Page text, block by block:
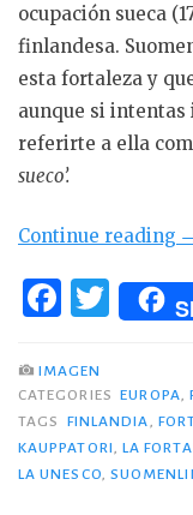
ocupación sueca
finlandesa.
esta fortaleza y
aunque si intentas
referirte a ella
sueco’.
Continue reading
F
c
e
b
o
T
w
te
r
IMAGEN
CATEGORIES EUROPA,
TAGS
FINLANDIA,
KAUPPATORI, LA
LA UNESCO,